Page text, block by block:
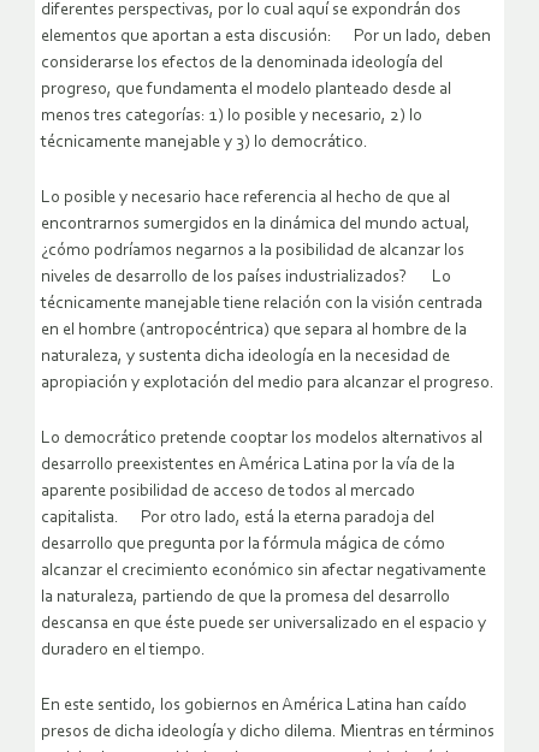
diferentes perspectivas, por lo cual aquí se expondrán dos
elementos que aportan a esta discusión: Por un lado, deben
considerarse los efectos de la denominada ideología del
progreso, que fundamenta el modelo planteado desde al
menos tres categorías: 1) lo posible y necesario, 2) lo
técnicamente manejable y 3) lo democrático.
Lo posible y necesario hace referencia al hecho de que al
encontrarnos sumergidos en la dinámica del mundo actual,
¿cómo podríamos negarnos a la posibilidad de alcanzar los
niveles de desarrollo de los países industrializados? Lo
técnicamente manejable tiene relación con la visión centrada
en el hombre (antropocéntrica) que separa al hombre de la
naturaleza, y sustenta dicha ideología en la necesidad de
apropiación y explotación del medio para alcanzar el progreso.
Lo democrático pretende cooptar los modelos alternativos al
desarrollo preexistentes en América Latina por la vía de la
aparente posibilidad de acceso de todos al mercado
capitalista. Por otro lado, está la eterna paradoja del
desarrollo que pregunta por la fórmula mágica de cómo
alcanzar el crecimiento económico sin afectar negativamente
la naturaleza, partiendo de que la promesa del desarrollo
descansa en que éste puede ser universalizado en el espacio y
duradero en el tiempo.
En este sentido, los gobiernos en América Latina han caído
presos de dicha ideología y dicho dilema. Mientras en términos